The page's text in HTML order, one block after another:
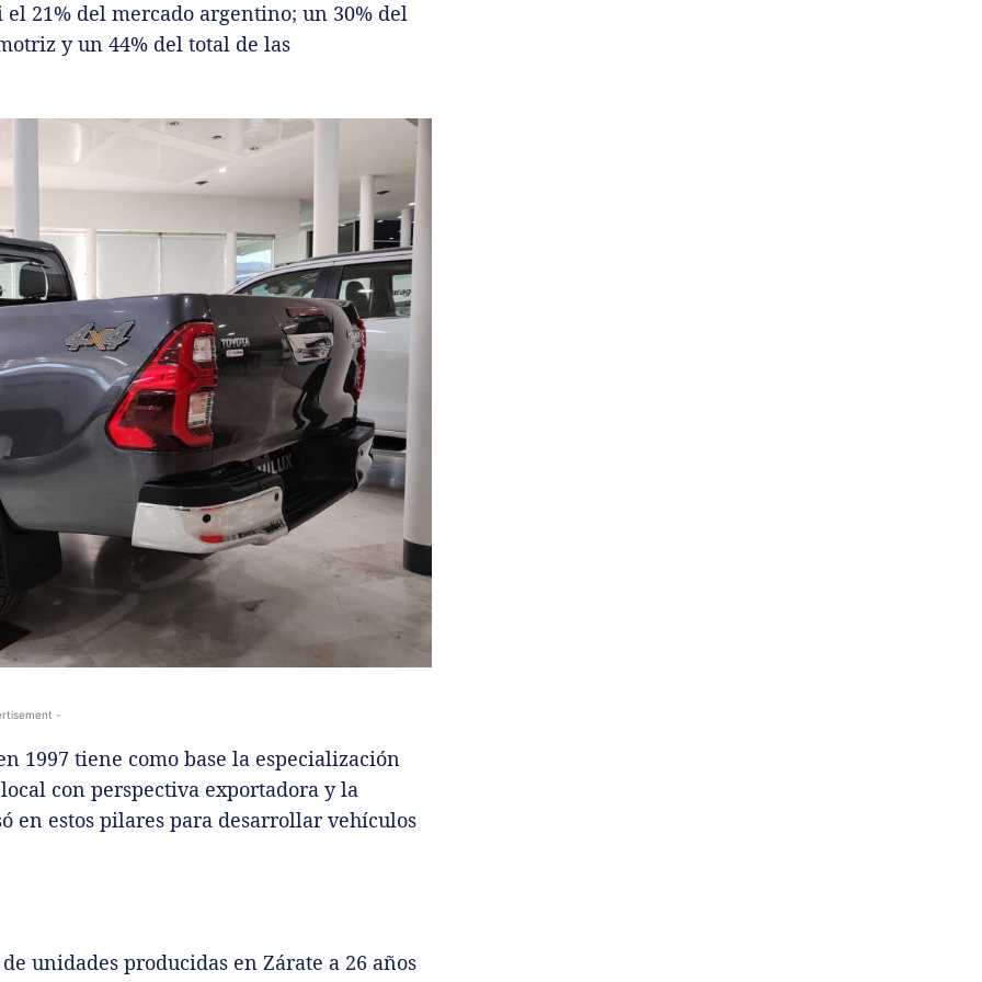
21% del mercado argentino; un 30% del
y un 44% del total de las
-
1997 tiene como base la especialización
con perspectiva exportadora y la
en estos pilares para desarrollar vehículos
unidades producidas en Zárate a 26 años